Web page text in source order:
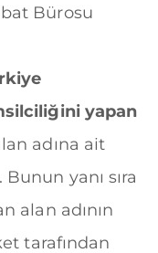
Bürosu
yapan
adına ait
yanı sıra
alan adının
tarafından